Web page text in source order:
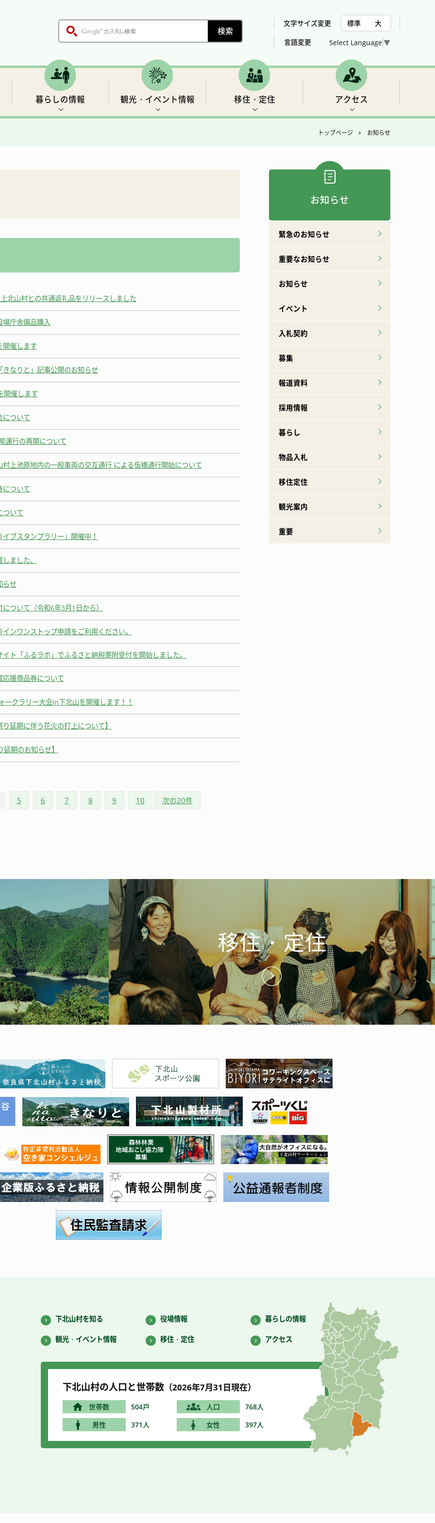
文字サイズ変更 標準 大
言語変更 Select Language▼
女性活躍推進法について
暮らしの情報 観光・イベント情報
特産品ができるまで
移住・定住
売却、賃貸可能な住宅用地・建物の紹介
アクセス
トップページ お知らせ
北山村との共通返礼品をリリースしました
場庁舎備品購入
開催します
なりと」記事公開のお知らせ
開催します
について
運行の再開について
上池原地内の一般車両の交互通行 による仮橋通行開始について
について
ついて
ブスタンプラリー」開催中！
ました。
らせ
ついて（令和6年3月1日から）
ンワンストップ申請をご利用ください。
ト「ふるラボ」でふるさと納税寄附受付を開始しました。
援商品券について
ークラリー大会in下北山を開催します！！
延期に伴う花火の打上について】
期のお知らせ】
5 6 7 8 9 10 次の20件
お知らせ
緊急のお知らせ
重要なお知らせ
お知らせ
イベント
入札契約
募集
報道資料
採用情報
暮らし
物品入札
移住定住
観光案内
重要
移住・定住
下北山村を知る 役場情報 暮らしの情報
観光・イベント情報 移住・定住 アクセス
下北山村の人口と世帯数 （2026年7月31 日現在）
世帯数 504戸 人口
768人
男性
371人 女性 397人